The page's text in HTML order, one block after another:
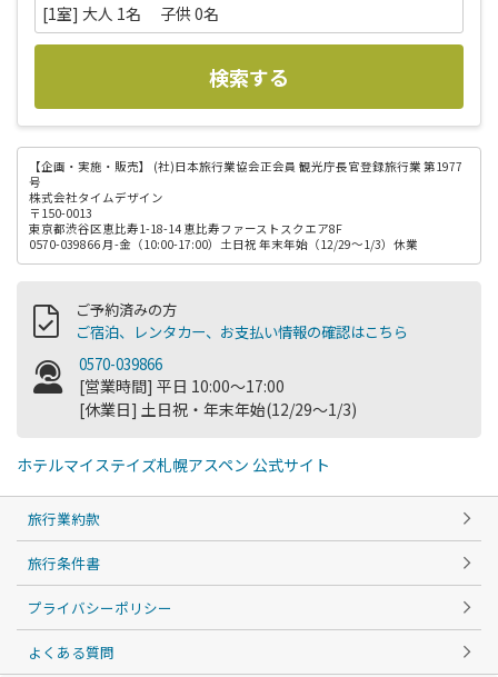
[1室] 大人 1名 子供 0名
検索する
【企画・実施・販売】
(社)日本旅行業協会正会員 観光庁長官登録旅行業 第1977
号
株式会社タイムデザイン
〒150-0013
東京都渋谷区恵比寿1-18-14 恵比寿ファーストスクエア8F
0570-039866 月-金（10:00-17:00）土日祝 年末年始（12/29～1/3）休業
ご予約済みの方
ご宿泊、レンタカー、お支払い情報の確認はこちら
0570-039866
[営業時間] 平日 10:00～17:00
[休業日] 土日祝・年末年始(12/29～1/3)
ホテルマイステイズ札幌アスペン 公式サイト
旅行業約款
旅行条件書
プライバシーポリシー
よくある質問